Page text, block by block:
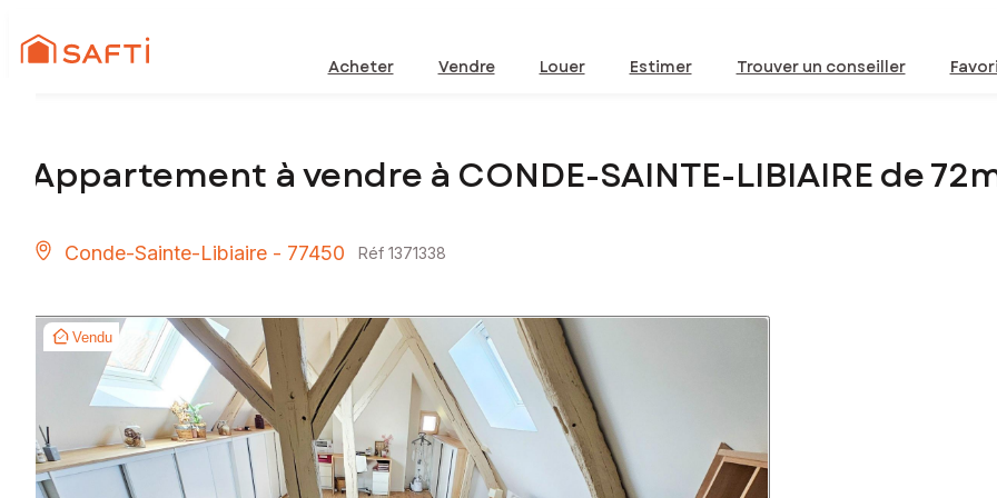
Acheter Vendre Louer Estimer Trouver un conseiller
Appartement à vendre à CONDE-SAINTE-LIBIAIRE de
Conde-Sainte-Libiaire - 77450 Réf 1371338
Vendu